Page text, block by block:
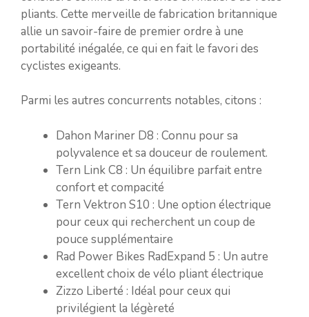
pliants. Cette merveille de fabrication britannique
allie un savoir-faire de premier ordre à une
portabilité inégalée, ce qui en fait le favori des
cyclistes exigeants.
Parmi les autres concurrents notables, citons :
Dahon Mariner D8 : Connu pour sa
polyvalence et sa douceur de roulement.
Tern Link C8 : Un équilibre parfait entre
confort et compacité
Tern Vektron S10 : Une option électrique
pour ceux qui recherchent un coup de
pouce supplémentaire
Rad Power Bikes RadExpand 5 : Un autre
excellent choix de vélo pliant électrique
Zizzo Liberté : Idéal pour ceux qui
privilégient la légèreté